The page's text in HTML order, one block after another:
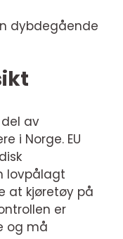
dybdegående
del av
i Norge. EU
lovpålagt
at kjøretøy på
er
og må